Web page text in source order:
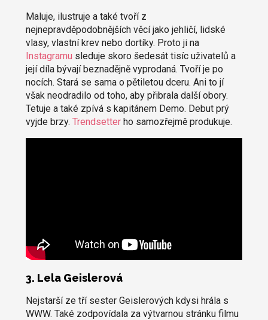
Maluje, ilustruje a také tvoří z
nejnepravděpodobnějších věcí jako jehličí, lidské
vlasy, vlastní krev nebo dortíky. Proto ji na
Instagramu sleduje skoro šedesát tisíc uživatelů a
její díla bývají beznadějně vyprodaná. Tvoří je po
nocích. Stará se sama o pětiletou dceru. Ani to jí
však neodradilo od toho, aby přibrala další obory.
Tetuje a také zpívá s kapitánem Demo. Debut prý
vyjde brzy. Trendsetterho samozřejmě produkuje.
3. Lela Geislerová
Nejstarší ze tří sester Geislerových kdysi hrála s
WWW. Také zodpovídala za výtvarnou stránku filmu